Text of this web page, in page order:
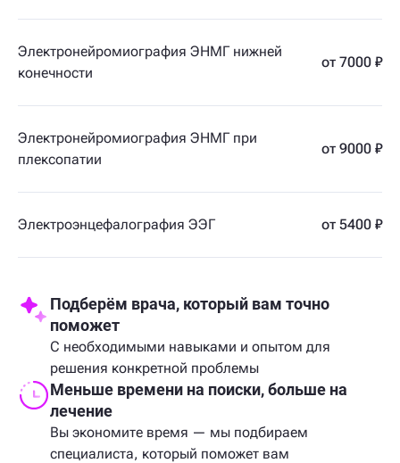
Электронейромиография ЭНМГ нижней
конечности
от 7000 ₽
Электронейромиография ЭНМГ при
плексопатии
от 9000 ₽
Электроэнцефалография ЭЭГ от 5400 ₽
Подберём врача, который вам точно
поможет
С необходимыми навыками и опытом для
решения конкретной проблемы
Меньше времени на поиски, больше на
лечение
Вы экономите время — мы подбираем
специалиста, который поможет вам